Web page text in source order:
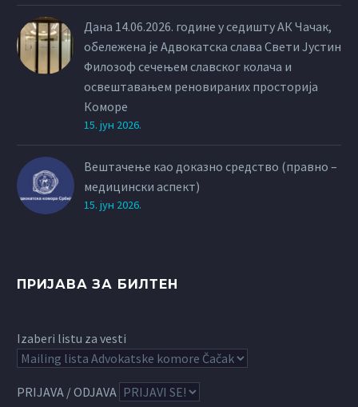
избора за избор члана
Надзорног одбора и два
Заменика
дисциплинског
тужиоца Адвокатске
Дана 14.06.2026. године у седишту АК Чачак,
обележена је Адвокатска слава Свети Јустин
Филозоф сечењем славског колача и
освештавањем реновираних просторија
Коморе
15. јун 2026.
Вештачење као доказно средство (правно –
медицински аспект)
15. јун 2026.
ПРИЈАВА ЗА БИЛТЕН
Izaberi listu za vesti
PRIJAVA / ODJAVA